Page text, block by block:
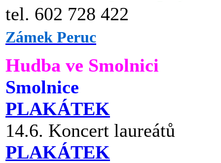
tel. 602 728 422
Zámek Peruc
Hudba ve Smolnici
Smolnice
PLAKÁTEK
14.6. Koncert laureátů
PLAKÁTEK